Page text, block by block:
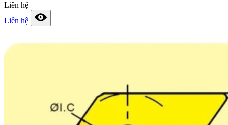
Liên hệ
Liên hệ